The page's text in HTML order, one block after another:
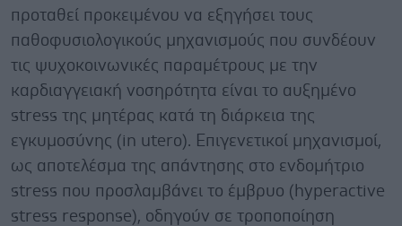
προταθεί προκειμένου να εξηγήσει τους
παθοφυσιολογικούς μηχανισμούς που συνδέουν
τις ψυχοκοινωνικές παραμέτρους με την
καρδιαγγειακή νοσηρότητα είναι το αυξημένο
stress της μητέρας κατά τη διάρκεια της
εγκυμοσύνης (in utero). Επιγενετικοί μηχανισμοί,
ως αποτελέσμα της απάντησης στο ενδομήτριο
stress που προσλαμβάνει το έμβρυο (hyperactive
stress response), οδηγούν σε τροποποίηση